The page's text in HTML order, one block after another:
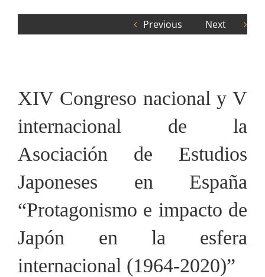
Previous Next
XIV Congreso nacional y V
internacional de la
Asociación de Estudios
Japoneses en España
“Protagonismo e impacto de
Japón en la esfera
internacional (1964-2020)”